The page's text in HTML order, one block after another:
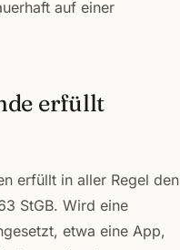
auf einer
erfüllt
erfüllt in aller Regel den
StGB. Wird eine
etwa eine App,